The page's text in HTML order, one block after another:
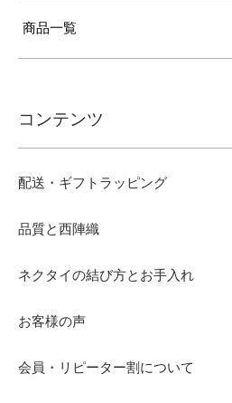
商品一覧
コンテンツ
配送・ギフトラッピング
品質と西陣織
ネクタイの結び方とお手入れ
お客様の声
会員・リピーター割について